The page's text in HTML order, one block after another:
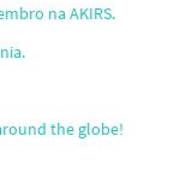
na AKIRS.
the globe!